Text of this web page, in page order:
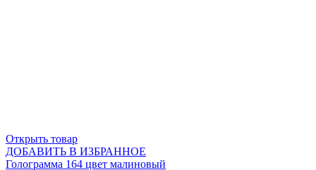
Открыть товар
ДОБАВИТЬ В ИЗБРАННОЕ
Голограмма 164 цвет малиновый